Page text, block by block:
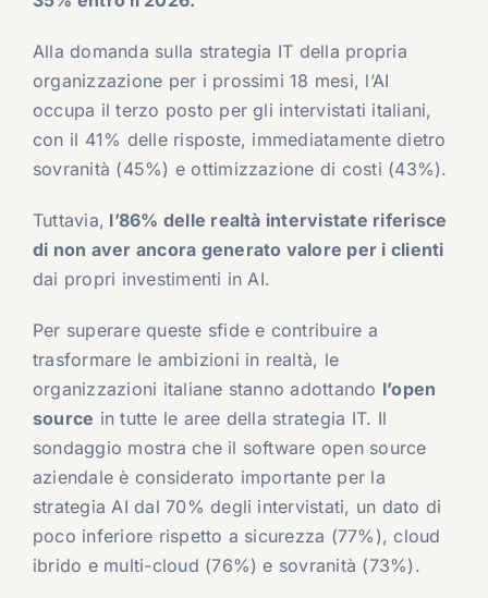
Alla domanda sulla strategia IT della propria
organizzazione per i prossimi 18 mesi, l’AI
occupa il terzo posto per gli intervistati italiani,
con il 41% delle risposte, immediatamente dietro
sovranità (45%) e ottimizzazione di costi (43%).
Tuttavia, l’86% delle realtà intervistate riferisce
di non aver ancora generato valore per i clienti
dai propri investimenti in AI.
Per superare queste sfide e contribuire a
trasformare le ambizioni in realtà, le
organizzazioni italiane stanno adottando l’open
source in tutte le aree della strategia IT. Il
sondaggio mostra che il software open source
aziendale è considerato importante per la
strategia AI dal 70% degli intervistati, un dato di
poco inferiore rispetto a sicurezza (77%), cloud
ibrido e multi-cloud (76%) e sovranità (73%).